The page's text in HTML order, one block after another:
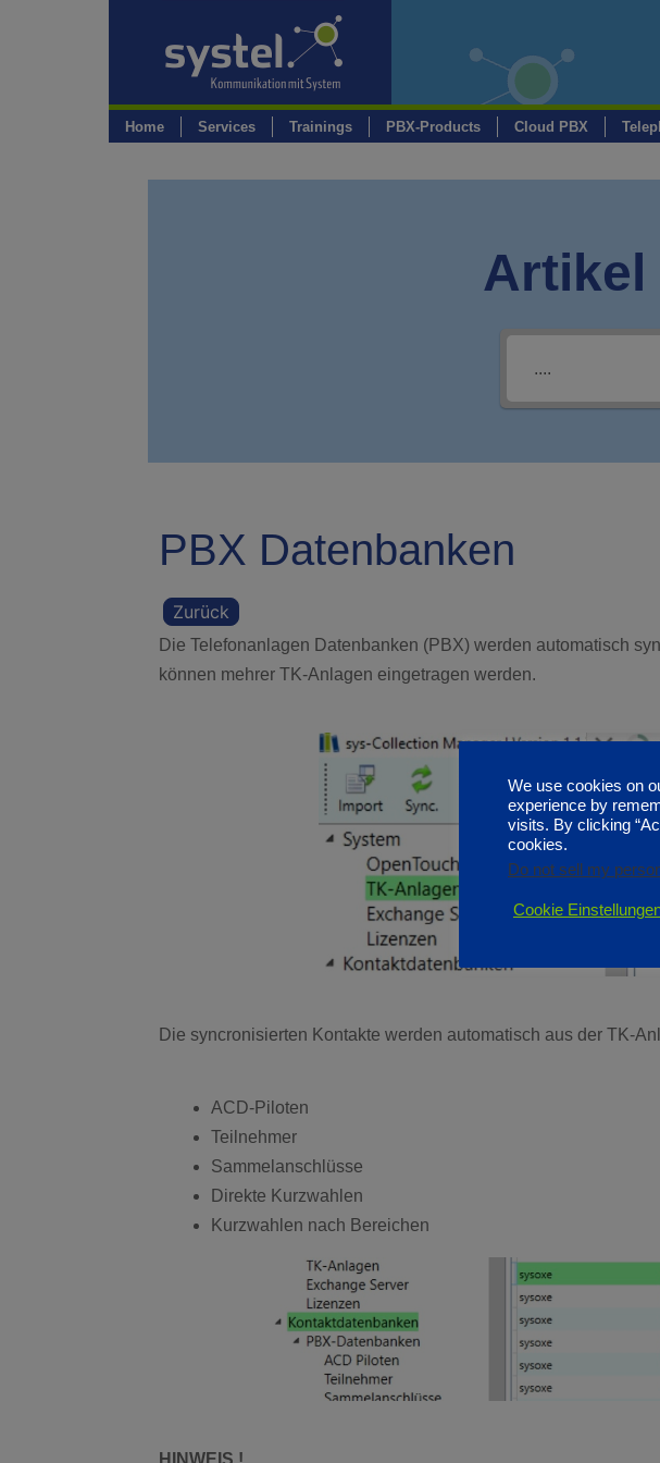
Home Services Trainings PBX-Products Cloud PBX
Artikel
PBX Datenbanken
Zurück
Die Telefonanlagen Datenbanken (PBX) werden automatisch
können mehrer TK-Anlagen eingetragen werden.
Die syncronisierten Kontakte werden automatisch aus der TK-
ACD-Piloten
Teilnehmer
Sammelanschlüsse
Direkte Kurzwahlen
Kurzwahlen nach Bereichen
We use cookies on
experience by
visits. By clicking
cookies.
Do not sell my
Cookie